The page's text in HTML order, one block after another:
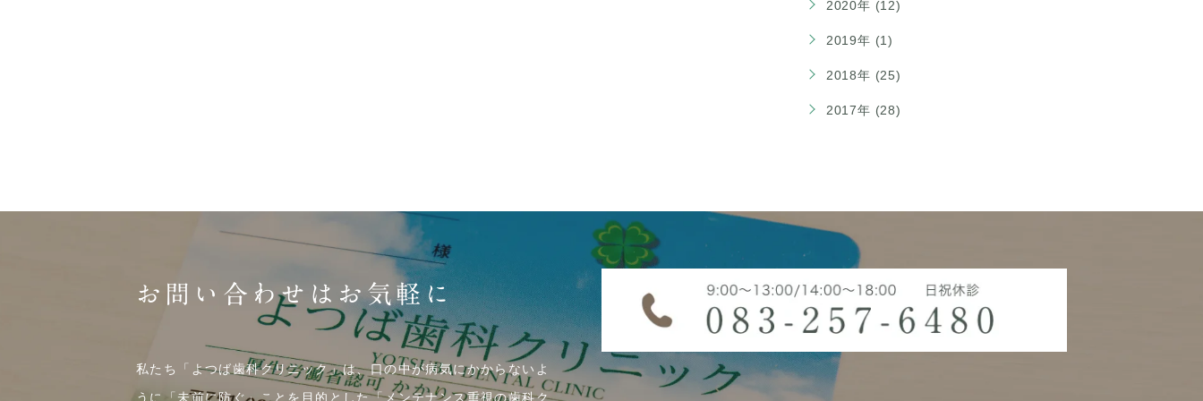
2020年 (12)
2019年 (1)
2018年 (25)
2017年 (28)
お問い合わせはお気軽に
私たち「よつば歯科クリニック」は、口の中が病気にかからないよ
うに「未前に防ぐ」ことを目的とした「メンテナンス重視の歯科ク